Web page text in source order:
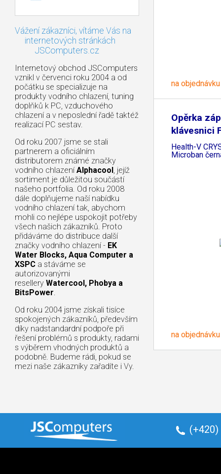
Vážení zákazníci, vítáme Vás na
internetových stránkách
JSComputers.cz
Internetový obchod JSComputers
vznikl v červenci roku 2004 a od
počátku se specializuje na
produkty vodního chlazení, tuning
doplňků k PC, vzduchového
chlazení a v neposlední řadě taktéž
realizací PC sestav.
Od roku 2007 jsme se stali
partnerem a oficiálním
distributorem známé značky
vodního chlazení Alphacool, jejíž
sortiment je důležitou součástí
našeho portfolia. Od roku 2008
dále doplňujeme naší nabídku
vodního chlazení tak, abychom
mohli co nejlépe uspokojit potřeby
všech našich zákazníků. Proto
přidáváme do distribuce další
značky vodního chlazení - EK
Water Blocks, Aqua Computer a
XSPC a stáváme se
autorizovanými
resellery Watercool, Phobya a
BitsPower.
Od roku 2004 jsme získali tisíce
spokojených zákazníků, především
díky nadstandardní podpoře při
řešení problémů s produkty, radami
s výběrem vhodných produktů a
podobně. Budeme rádi, pokud se
mezi naše zákazníky zařadíte i Vy.
na objednávku
Opěrka
klávesnici
Health-V
Microban
na objednávku
(+420)